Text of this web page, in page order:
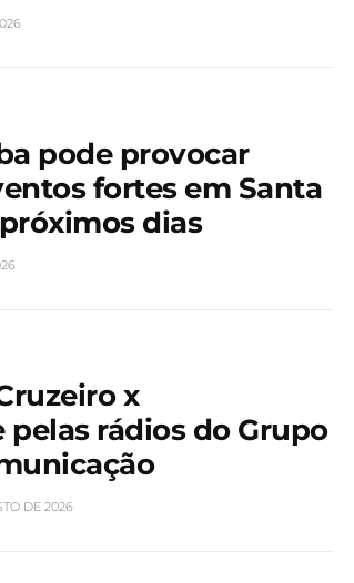
pode provocar
fortes em Santa
dias
x
pelas rádios do Grupo
DE 2026